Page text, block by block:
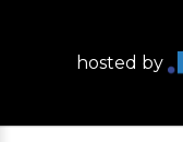
hosted by